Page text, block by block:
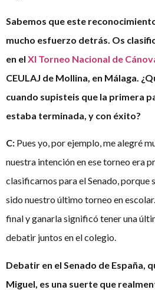
Sabemos que este
mucho esfuerzo detrás. Os
en el XI Torneo Nacional de
CEULAJ de Mollina, en Málaga.
cuando supisteis que la primera
estaba terminada, y con éxito?
C: Pues yo, por ejemplo, me alegré
nuestra intención en ese torneo era
clasificarnos para el Senado, porque
sido nuestro último torneo en
final y ganarla significó tener una
debatir juntos en el colegio.
Debatir en el Senado de España,
Miguel, es una suerte que